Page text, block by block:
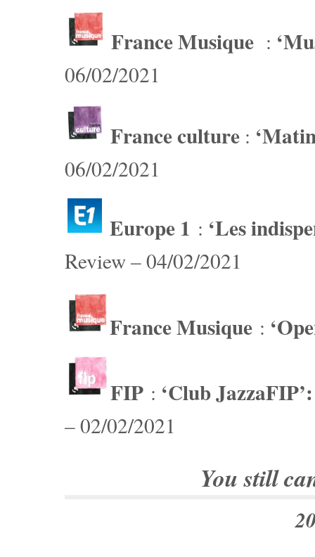
France Musique :
06/02/2021
France culture :
06/02/2021
Europe 1 : ‘Les
Review – 04/02/2021
France Musique :
FIP : ‘Club JazzaFIP’:
– 02/02/2021
You still